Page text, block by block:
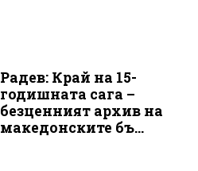
Радев: Край на 15-
годишната сага –
безценният архив на
македонските бъ...